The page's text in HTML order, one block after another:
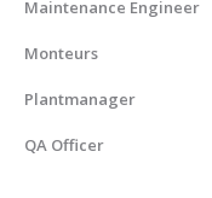
Maintenance Engineer
Monteurs
Plantmanager
QA Officer